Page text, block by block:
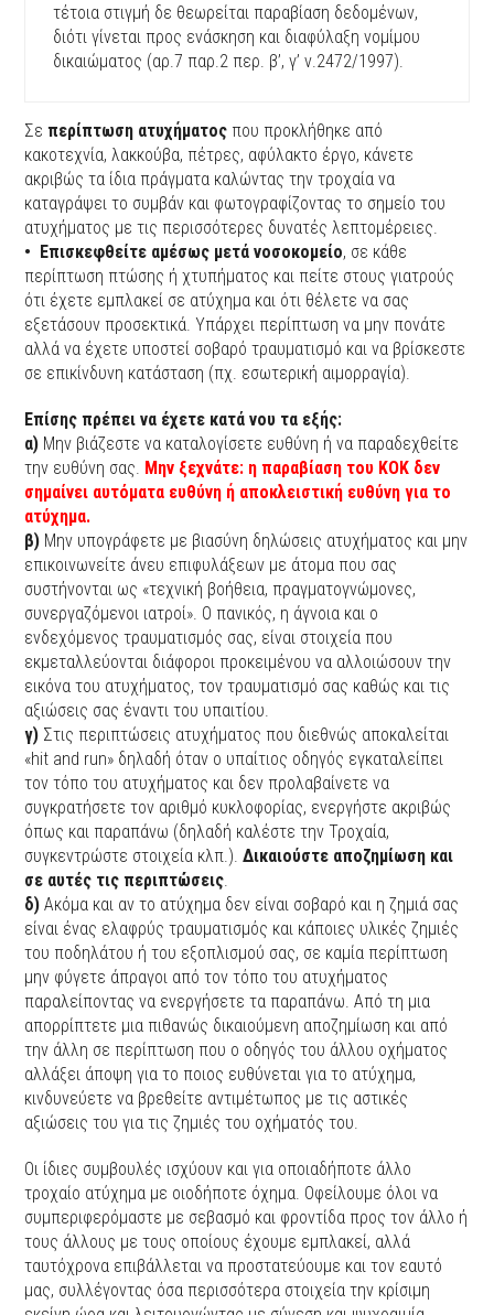
τέτοια στιγμή δε θεωρείται παραβίαση δεδομένων,
διότι γίνεται προς ενάσκηση και διαφύλαξη νομίμου
δικαιώματος (αρ.7 παρ.2 περ. β’, γ’ ν.2472/1997).
Σεπερίπτωση ατυχήματος που προκλήθηκε από
κακοτεχνία, λακκούβα, πέτρες, αφύλακτο έργο, κάνετε
ακριβώς τα ίδια πράγματα καλώντας την τροχαία να
καταγράψει το συμβάν και φωτογραφίζοντας το σημείο του
ατυχήματος με τις περισσότερες δυνατές λεπτομέρειες.
• Επισκεφθείτε αμέσως μετά νοσοκομείο, σε κάθε
περίπτωση πτώσης ή χτυπήματος και πείτε στους γιατρούς
ότι έχετε εμπλακεί σε ατύχημα και ότι θέλετε να σας
εξετάσουν προσεκτικά. Υπάρχει περίπτωση να μην πονάτε
αλλά να έχετε υποστεί σοβαρό τραυματισμό και να βρίσκεστε
σε επικίνδυνη κατάσταση (πχ. εσωτερική αιμορραγία).
Επίσης πρέπει να έχετε κατά νου τα εξής:
α) Μην βιάζεστε να καταλογίσετε ευθύνη ή να παραδεχθείτε
την ευθύνη σας. Μην ξεχνάτε: η παραβίαση του ΚΟΚ δεν
σημαίνει αυτόματα ευθύνη ή αποκλειστική ευθύνη για το
ατύχημα.
β) Μην υπογράφετε με βιασύνη δηλώσεις ατυχήματος και μην
επικοινωνείτε άνευ επιφυλάξεων με άτομα που σας
συστήνονται ως «τεχνική βοήθεια, πραγματογνώμονες,
συνεργαζόμενοι ιατροί». Ο πανικός, η άγνοια και ο
ενδεχόμενος τραυματισμός σας, είναι στοιχεία που
εκμεταλλεύονται διάφοροι προκειμένου να αλλοιώσουν την
εικόνα του ατυχήματος, τον τραυματισμό σας καθώς και τις
αξιώσεις σας έναντι του υπαιτίου.
γ) Στις περιπτώσεις ατυχήματος που διεθνώς αποκαλείται
«hit and run» δηλαδή όταν ο υπαίτιος οδηγός εγκαταλείπει
τον τόπο του ατυχήματος και δεν προλαβαίνετε να
συγκρατήσετε τον αριθμό κυκλοφορίας, ενεργήστε ακριβώς
όπως και παραπάνω (δηλαδή καλέστε την Τροχαία,
συγκεντρώστε στοιχεία κλπ.).Δικαιούστε αποζημίωση και
σε αυτές τις περιπτώσεις
δ)Ακόμα και αν το ατύχημα δεν είναι σοβαρό και η ζημιά σας
είναι ένας ελαφρύς τραυματισμός και κάποιες υλικές ζημιές
του ποδηλάτου ή του εξοπλισμού σας, σε καμία περίπτωση
μην φύγετε άπραγοι από τον τόπο του ατυχήματος
παραλείποντας να ενεργήσετε τα παραπάνω. Από τη μια
απορρίπτετε μια πιθανώς δικαιούμενη αποζημίωση και από
την άλλη σε περίπτωση που ο οδηγός του άλλου οχήματος
αλλάξει άποψη για το ποιος ευθύνεται για το ατύχημα,
κινδυνεύετε να βρεθείτε αντιμέτωπος με τις αστικές
αξιώσεις του για τις ζημιές του οχήματός του.
Οι ίδιες συμβουλές ισχύουν και για οποιαδήποτε άλλο
τροχαίο ατύχημα με οιοδήποτε όχημα. Οφείλουμε όλοι να
συμπεριφερόμαστε με σεβασμό και φροντίδα προς τον άλλο ή
τους άλλους με τους οποίους έχουμε εμπλακεί, αλλά
ταυτόχρονα επιβάλλεται να προστατεύουμε και τον εαυτό
μας, συλλέγοντας όσα περισσότερα στοιχεία την κρίσιμη